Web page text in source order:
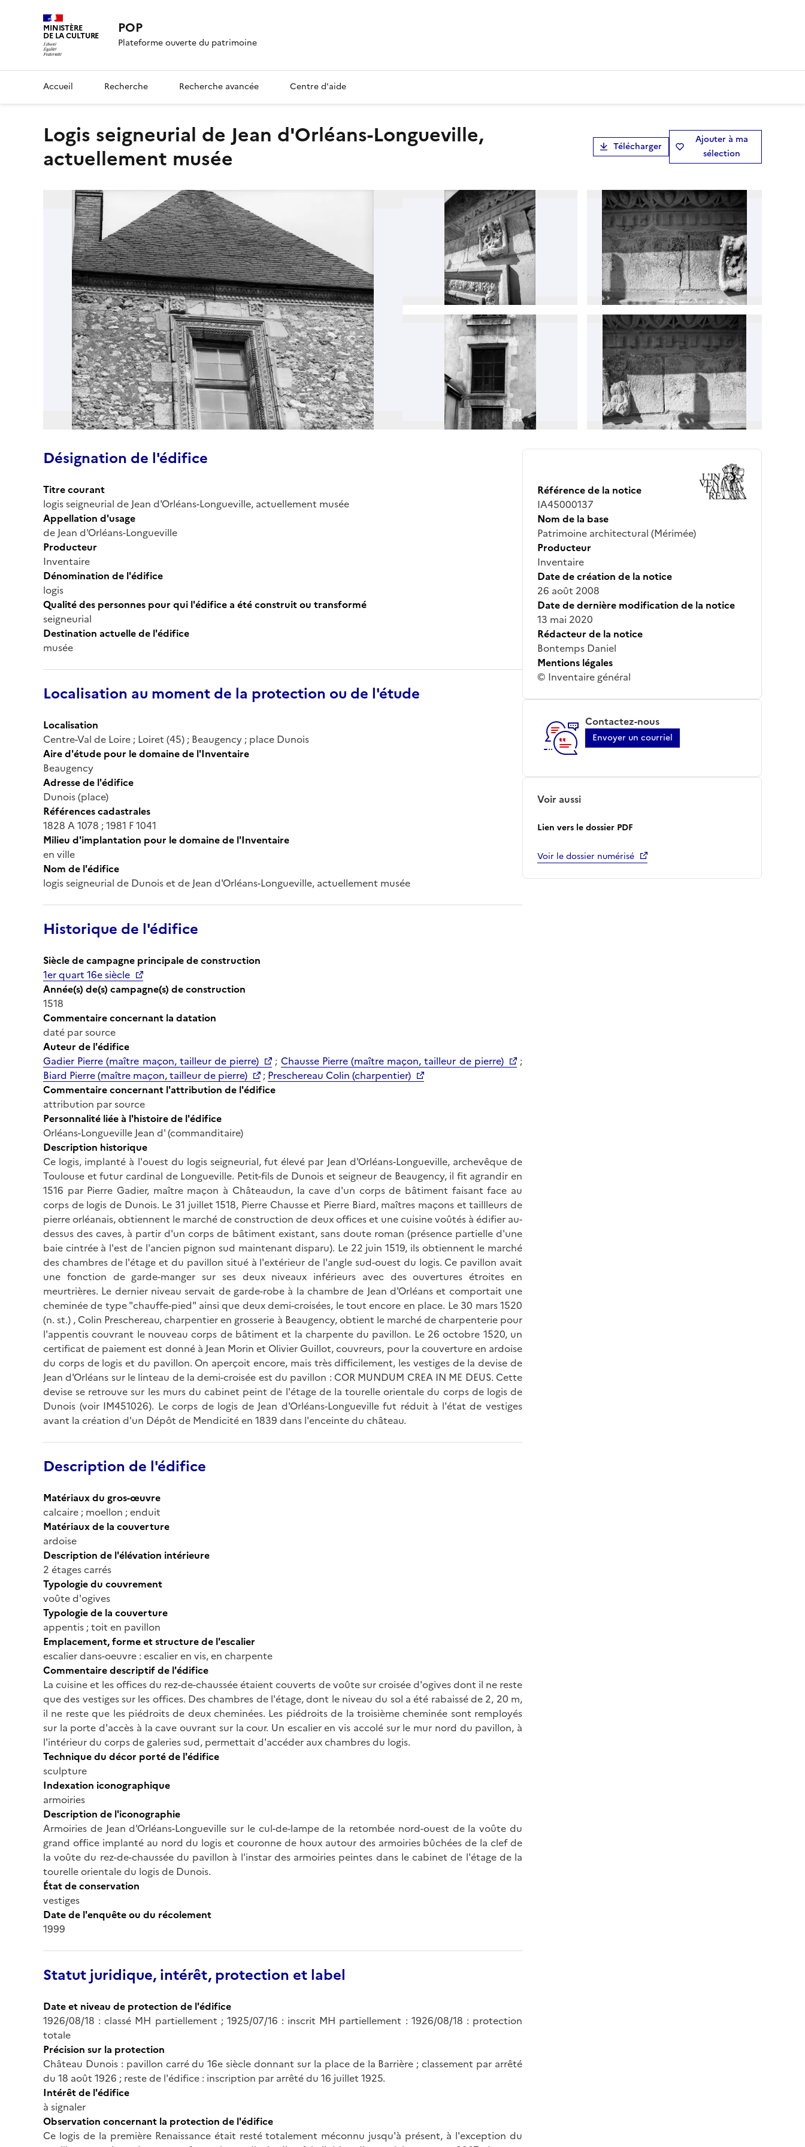
MINISTÈRE
DE LA CULTURE POP
Plateforme ouverte du patrimoine
Accueil Recherche Recherche avancée Centre d'aide
logis seigneurial de Jean d'Orléans-Longueville,
actuellement musée
Télécharger
Ajouter à ma
sélection
Désignation de l'édifice
Titre courant
logis seigneurial de Jean d'Orléans-Longueville, actuellement musée
Appellation d'usage
de Jean d'Orléans-Longueville
Producteur
Inventaire
Dénomination de l'édifice
logis
Qualité des personnes pour qui l'édifice a été construit ou transformé
seigneurial
Destination actuelle de l'édifice
musée
Localisation au moment de la protection ou de l'étude
Localisation
Centre-Val de Loire ; Loiret (45) ; Beaugency ; place Dunois
Aire d'étude pour le domaine de l'Inventaire
Beaugency
Adresse de l'édifice
Dunois (place)
Références cadastrales
1828 A 1078 ; 1981 F 1041
Milieu d'implantation pour le domaine de l'Inventaire
en ville
Nom de l'édifice
logis seigneurial de Dunois et de Jean d'Orléans-Longueville, actuellement musée
Historique de l'édifice
Siècle de campagne principale de construction
1er quart 16e siècle
Année(s) de(s) campagne(s) de construction
1518
Commentaire concernant la datation
daté par source
Auteur de l'édifice
Gadier Pierre (maître maçon, tailleur de pierre)
; Chausse Pierre (maître maçon, tailleur de pierre)
;
Biard Pierre (maître maçon, tailleur de pierre)
; Preschereau Colin (charpentier)
Commentaire concernant l'attribution de l'édifice
attribution par source
Personnalité liée à l'histoire de l'édifice
Orléans-Longueville Jean d' (commanditaire)
Description historique
Ce logis, implanté à l'ouest du logis seigneurial, fut élevé par Jean d'Orléans-Longueville, archevêque de
Toulouse et futur cardinal de Longueville. Petit-fils de Dunois et seigneur de Beaugency, il fit agrandir en
1516 par Pierre Gadier, maître maçon à Châteaudun, la cave d'un corps de bâtiment faisant face au
corps de logis de Dunois. Le 31 juillet 1518, Pierre Chausse et Pierre Biard, maîtres maçons et taillleurs de
pierre orléanais, obtiennent le marché de construction de deux offices et une cuisine voûtés à édifier au-
dessus des caves, à partir d'un corps de bâtiment existant, sans doute roman (présence partielle d'une
baie cintrée à l'est de l'ancien pignon sud maintenant disparu). Le 22 juin 1519, ils obtiennent le marché
des chambres de l'étage et du pavillon situé à l'extérieur de l'angle sud-ouest du logis. Ce pavillon avait
une fonction de garde-manger sur ses deux niveaux inférieurs avec des ouvertures étroites en
meurtrières. Le dernier niveau servait de garde-robe à la chambre de Jean d'Orléans et comportait une
cheminée de type "chauffe-pied" ainsi que deux demi-croisées, le tout encore en place. Le 30 mars 1520
(n. st.) , Colin Preschereau, charpentier en grosserie à Beaugency, obtient le marché de charpenterie pour
l'appentis couvrant le nouveau corps de bâtiment et la charpente du pavillon. Le 26 octobre 1520, un
certificat de paiement est donné à Jean Morin et Olivier Guillot, couvreurs, pour la couverture en ardoise
du corps de logis et du pavillon. On aperçoit encore, mais très difficilement, les vestiges de la devise de
Jean d'Orléans sur le linteau de la demi-croisée est du pavillon : COR MUNDUM CREA IN ME DEUS. Cette
devise se retrouve sur les murs du cabinet peint de l'étage de la tourelle orientale du corps de logis de
Dunois (voir IM451026). Le corps de logis de Jean d'Orléans-Longueville fut réduit à l'état de vestiges
avant la création d'un Dépôt de Mendicité en 1839 dans l'enceinte du château.
Description de l'édifice
Matériaux du gros-œuvre
calcaire ; moellon ; enduit
Matériaux de la couverture
ardoise
Description de l'élévation intérieure
2 étages carrés
Typologie du couvrement
voûte d'ogives
Typologie de la couverture
appentis ; toit en pavillon
Emplacement, forme et structure de l'escalier
escalier dans-oeuvre : escalier en vis, en charpente
Commentaire descriptif de l'édifice
La cuisine et les offices du rez-de-chaussée étaient couverts de voûte sur croisée d'ogives dont il ne reste
que des vestiges sur les offices. Des chambres de l'étage, dont le niveau du sol a été rabaissé de 2, 20 m,
il ne reste que les piédroits de deux cheminées. Les piédroits de la troisième cheminée sont remployés
sur la porte d'accès à la cave ouvrant sur la cour. Un escalier en vis accolé sur le mur nord du pavillon, à
l'intérieur du corps de galeries sud, permettait d'accéder aux chambres du logis.
Technique du décor porté de l'édifice
sculpture
Indexation iconographique
armoiries
Description de l'iconographie
Armoiries de Jean d'Orléans-Longueville sur le cul-de-lampe de la retombée nord-ouest de la voûte du
grand office implanté au nord du logis et couronne de houx autour des armoiries bûchées de la clef de
la voûte du rez-de-chaussée du pavillon à l'instar des armoiries peintes dans le cabinet de l'étage de la
tourelle orientale du logis de Dunois.
État de conservation
vestiges
Date de l'enquête ou du récolement
1999
Statut juridique, intérêt, protection et label
Date et niveau de protection de l'édifice
1926/08/18 : classé MH partiellement ; 1925/07/16 : inscrit MH partiellement : 1926/08/18 : protection
totale
Précision sur la protection
Château Dunois : pavillon carré du 16e siècle donnant sur la place de la Barrière ; classement par arrêté
du 18 août 1926 ; reste de l'édifice : inscription par arrêté du 16 juillet 1925.
Intérêt de l'édifice
à signaler
Observation concernant la protection de l'édifice
Ce logis de la première Renaissance était resté totalement méconnu jusqu'à présent, à l'exception du
Référence de la notice
IA45000137
Nom de la base
Patrimoine architectural (Mérimée)
Producteur
Inventaire
Date de création de la notice
26 août 2008
Date de dernière modification de la notice
13 mai 2020
Rédacteur de la notice
Bontemps Daniel
Mentions légales
© Inventaire général
Contactez-nous
Envoyer un courriel
Voir aussi
Lien vers le dossier PDF
Voir le dossier numérisé